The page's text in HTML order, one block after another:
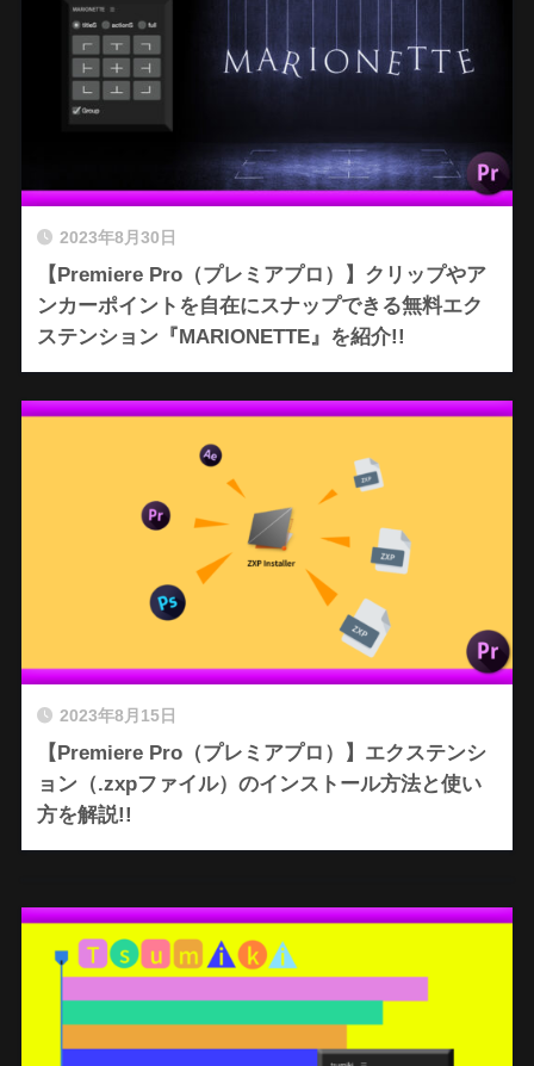
2023年8月30日
【Premiere Pro（プレミアプロ）】クリップやア
ンカーポイントを自在にスナップできる無料エク
ステンション『MARIONETTE』を紹介!!
2023年8月15日
【Premiere Pro（プレミアプロ）】エクステンシ
ョン（.zxpファイル）のインストール方法と使い
方を解説!!